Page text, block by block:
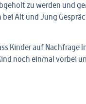
zu werden und
Alt und Jung
Kinder auf Nachfrage
noch einmal vorbei